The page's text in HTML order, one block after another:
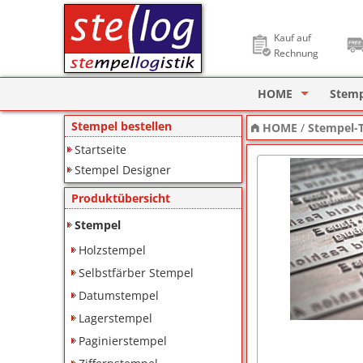
Kauf auf
Rechnung
HOME
Stempel Designer
ImageCard
Stempel bestellen
Startseite
Stempel Designer
Produktübersicht
Stempel
Holzstempel
Selbstfärber Stempel
Datumstempel
Lagerstempel
Paginierstempel
HOME /Stempel-